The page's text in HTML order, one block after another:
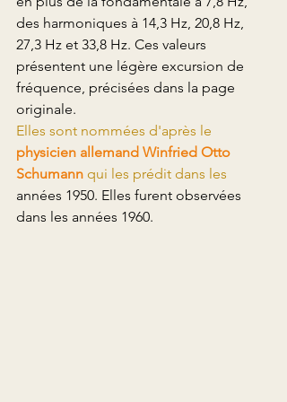
des harmoniques à 14,3 Hz, 20,8 Hz,
27,3 Hz et 33,8 Hz. Ces valeurs
présentent une légère excursion de
fréquence, précisées dans la page
originale.
Elles sont nommées d'après le
physicien allemand Winfried Otto
Schumann qui les prédit dans les
années 1950. Elles furent observées
dans les années 1960.